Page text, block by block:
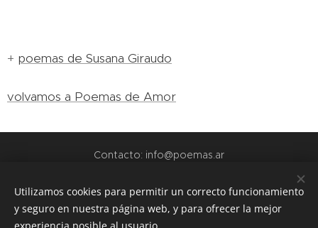
+ poemas de Susana Giraudo
volvamos a Poemas de Amor
Contacto: info@poemas.ar
webs amigas:
Utilizamos cookies para permitir un correcto funcionamiento
y seguro en nuestra página web, y para ofrecer la mejor